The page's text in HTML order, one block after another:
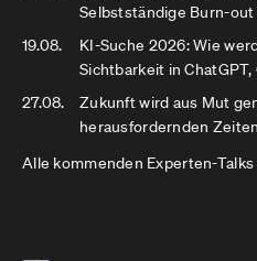
Selbstständige Burn-
19.08.
KI-Suche 2026: Wie
Sichtbarkeit in
27.08.
Zukunft wird aus Mut
herausfordernden
Alle kommenden Experten-Talks